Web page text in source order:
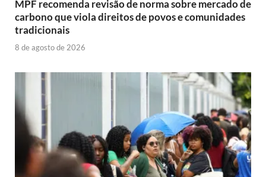
MPF recomenda revisão de norma sobre mercado de
carbono que viola direitos de povos e comunidades
tradicionais
8 de agosto de 2026